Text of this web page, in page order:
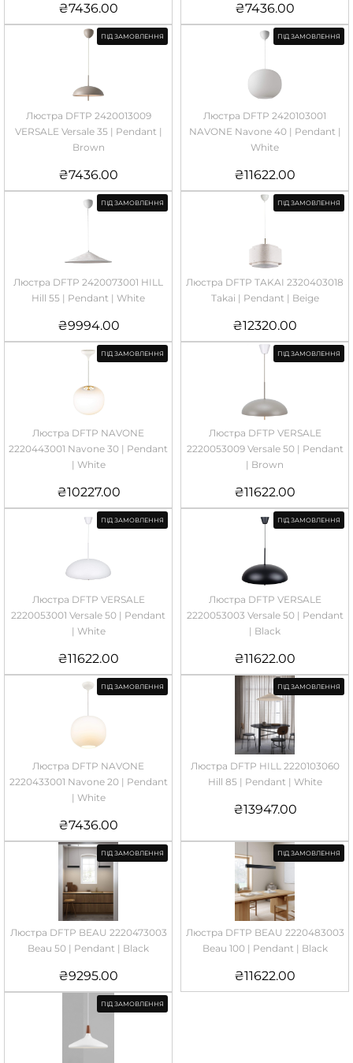
₴7436.00 ₴7436.00
ПІД ЗАМОВЛЕННЯ
Люстра DFTP 2420013009
VERSALE Versale 35 | Pendant |
Brown
₴7436.00
ПІД ЗАМОВЛЕННЯ
Люстра DFTP 2420103001
NAVONE Navone 40 | Pendant |
White
₴11622.00
ПІД ЗАМОВЛЕННЯ
Люстра DFTP 2420073001 HILL
Hill 55 | Pendant | White
₴9994.00
ПІД ЗАМОВЛЕННЯ
Люстра DFTP TAKAI 2320403018
Takai | Pendant | Beige
₴12320.00
ПІД ЗАМОВЛЕННЯ
Люстра DFTP NAVONE
2220443001 Navone 30 | Pendant
| White
₴10227.00
ПІД ЗАМОВЛЕННЯ
Люстра DFTP VERSALE
2220053009 Versale 50 | Pendant
| Brown
₴11622.00
ПІД ЗАМОВЛЕННЯ
Люстра DFTP VERSALE
2220053001 Versale 50 | Pendant
| White
₴11622.00
ПІД ЗАМОВЛЕННЯ
Люстра DFTP VERSALE
2220053003 Versale 50 | Pendant
| Black
₴11622.00
ПІД ЗАМОВЛЕННЯ
Люстра DFTP NAVONE
2220433001 Navone 20 | Pendant
| White
₴7436.00
ПІД ЗАМОВЛЕННЯ
Люстра DFTP HILL 2220103060
Hill 85 | Pendant | White
₴13947.00
ПІД ЗАМОВЛЕННЯ
Люстра DFTP BEAU 2220473003
Beau 50 | Pendant | Black
₴9295.00
ПІД ЗАМОВЛЕННЯ
Люстра DFTP BEAU 2220483003
Beau 100 | Pendant | Black
₴11622.00
ПІД ЗАМОВЛЕННЯ